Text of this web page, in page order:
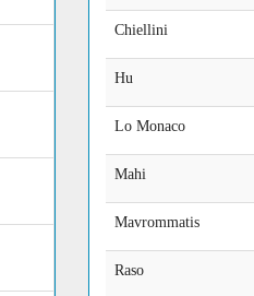
Chiellini
Hu
Lo Monaco
Mahi
Mavrommatis
Raso